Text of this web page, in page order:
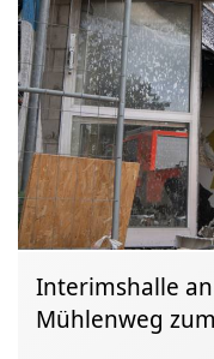
Interimshalle
Mühlenweg